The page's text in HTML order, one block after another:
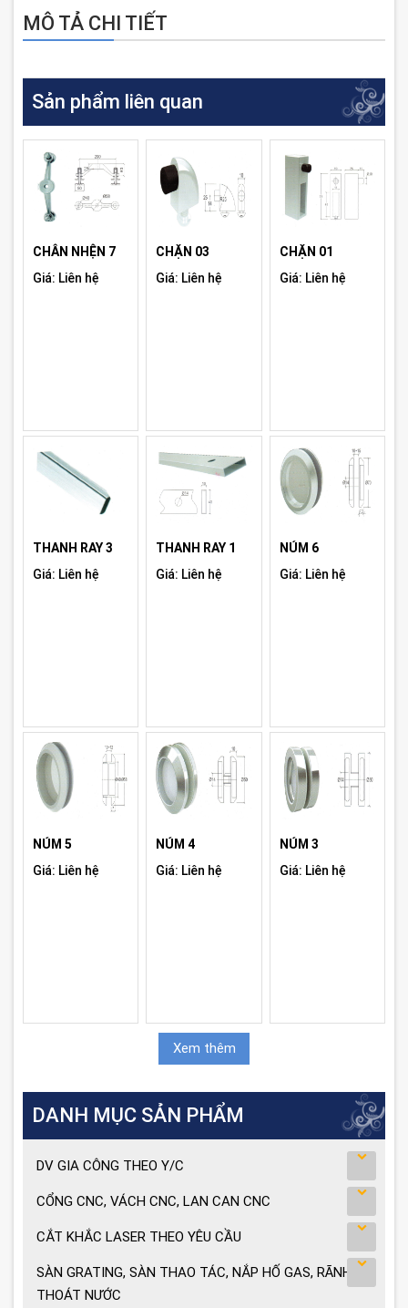
MÔ TẢ CHI TIẾT
Sản phẩm liên quan
CHÂN NHỆN 7
Giá: Liên hệ
CHẶN 03
Giá: Liên hệ
CHẶN 01
Giá: Liên hệ
THANH RAY 3
Giá: Liên hệ
THANH RAY 1
Giá: Liên hệ
NÚM 6
Giá: Liên hệ
NÚM 5
Giá: Liên hệ
NÚM 4
Giá: Liên hệ
NÚM 3
Giá: Liên hệ
Xem thêm
DANH MỤC SẢN PHẨM
DV GIA CÔNG THEO Y/C
CỔNG CNC, VÁCH CNC, LAN CAN CNC
CẮT KHẮC LASER THEO YÊU CẦU
SÀN GRATING, SÀN THAO TÁC, NẮP HỐ GAS, RÃNH
THOÁT NƯỚC